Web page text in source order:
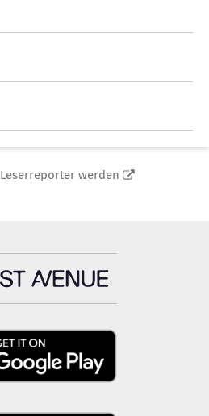
Leserreporter werden